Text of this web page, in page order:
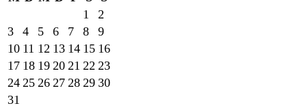
1
2
3
4 5 6 7 8
9
10 11 12 13 14 15 16
17 18 19 20 21 22 23
24 25 26 27 28 29 30
31